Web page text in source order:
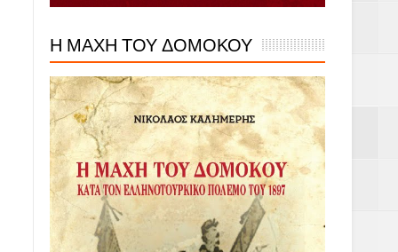
Η ΜΑΧΗ ΤΟΥ ΔΟΜΟΚΟΥ